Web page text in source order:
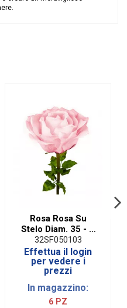
Rosa Rosa Su
Stelo Diam. 35 - H
100 Cm
32SF050103
Effettua il login
per vedere i
prezzi
In magazzino:
6 PZ